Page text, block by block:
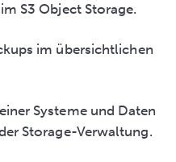
S3 Object Storage.
im übersichtlichen
Systeme und Daten
Storage-Verwaltung.